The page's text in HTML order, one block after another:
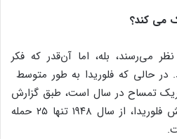
می کند؟
می‌رسند، بله، اما آن‌قدر که فکر
در حالی که فلوریدا به طور متوسط
تمساح در سال است، طبق گزارش
کمیسیون ماهی و حیات وحش فلوریدا، از سال ۱۹۴۸ تنها ۲۵ حمله